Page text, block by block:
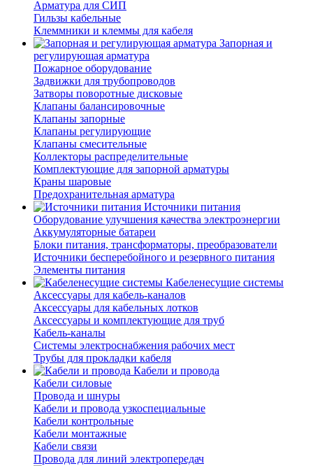
Арматура для СИП
Гильзы кабельные
Клеммники и клеммы для кабеля
Запорная и
регулирующая арматура
Пожарное оборудование
Задвижки для трубопроводов
Затворы поворотные дисковые
Клапаны балансировочные
Клапаны запорные
Клапаны регулирующие
Клапаны смесительные
Коллекторы распределительные
Комплектующие для запорной арматуры
Краны шаровые
Предохранительная арматура
Источники питания
Оборудование улучшения качества электроэнергии
Аккумуляторные батареи
Блоки питания, трансформаторы, преобразователи
Источники бесперебойного и резервного питания
Элементы питания
Кабеленесущие системы
Аксессуары для кабель-каналов
Аксессуары для кабельных лотков
Аксессуары и комплектующие для труб
Кабель-каналы
Системы электроснабжения рабочих мест
Трубы для прокладки кабеля
Кабели и провода
Кабели силовые
Провода и шнуры
Кабели и провода узкоспециальные
Кабели контрольные
Кабели монтажные
Кабели связи
Провода для линий электропередач